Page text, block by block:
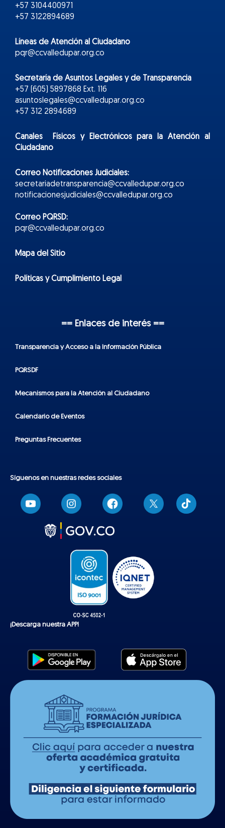
+57 3104400971
+57 3122894689
Líneas de Atención al Ciudadano
pqr@ccvalledupar.org.co
Secretaría de Asuntos Legales y de Transparencia
+57 (605) 5897868 Ext. 116
asuntoslegales@ccvalledupar.org.co
+57 312 2894689
Canales Físicos yElectrónicospara la Atención al
Ciudadano
Correo Notificaciones Judiciales:
secretariadetransparencia@ccvalledupar.org.co
notificacionesjudiciales@ccvalledupar.org.co
Correo PQRSD:
pqr@ccvalledupar.org.co
Mapa del Sitio
Políticas y Cumplimiento Legal
== Enlaces de interés ==
Transparencia y Acceso a la Información Pública
PQRSDF
Mecanismos para la Atención al Ciudadano
Calendario de Eventos
Preguntas Frecuentes
Síguenos en nuestras redes sociales
T
i
k
¡Descarga nuestra APP!